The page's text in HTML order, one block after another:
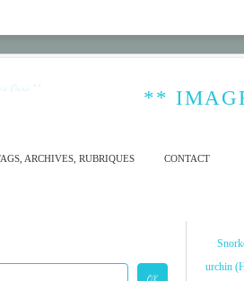
**
ARCHIVES, RUBRIQUES CONTACT
urchin